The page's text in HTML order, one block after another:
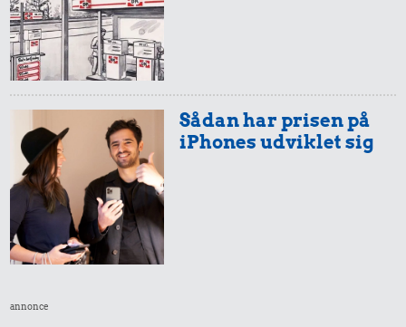
1,64 kr.
1 kg havregryn
1 kg kartofler
499 kr.
Samlet pris i 1965
Priser i 2026
Sådan har prisen på
iPhones udviklet sig
annonce